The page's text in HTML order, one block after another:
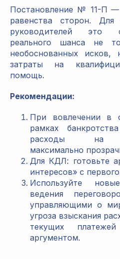
Постановление № 11-П —
равенства сторон. Для
руководителей это
реального шанса не
необоснованных исков,
затраты на
помощь.
Рекомендации:
При вовлечении в
рамках
расходы на
максимально
Для КДЛ: готовьте
интересов» с
Используйте
ведения
управляющими о
угроза взыскания
текущих
аргументом.